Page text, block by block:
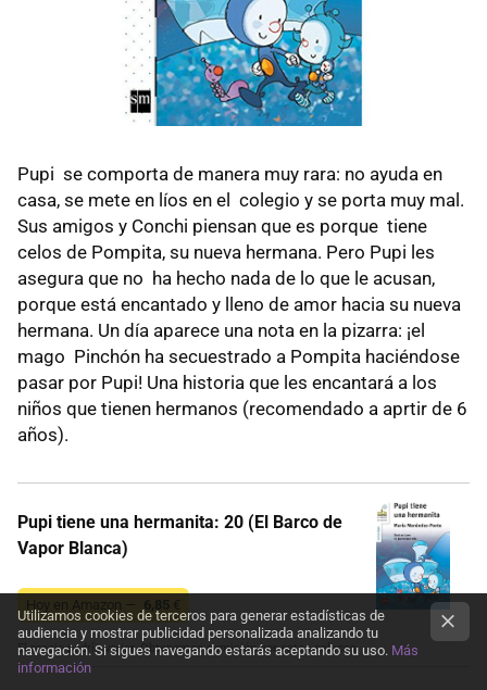
Pupi se comporta de manera muy rara: no ayuda en
casa, se mete en líos en el colegio y se porta muy mal.
Sus amigos y Conchi piensan que es porque tiene
celos de Pompita, su nueva hermana. Pero Pupi les
asegura que no ha hecho nada de lo que le acusan,
porque está encantado y lleno de amor hacia su nueva
hermana. Un día aparece una nota en la pizarra: ¡el
mago Pinchón ha secuestrado a Pompita haciéndose
pasar por Pupi! Una historia que les encantará a los
niños que tienen hermanos (recomendado a aprtir de 6
años).
Pupi tiene una hermanita: 20 (El Barco de
Vapor Blanca)
Hoy en Amazon — 6,85 €
El precio podría variar. Obtenemos comisión por estos enlaces
Utilizamos cookies de terceros para generar estadísticas de
audiencia y mostrar publicidad personalizada analizando tu
navegación. Si sigues navegando estarás aceptando su uso. Más
información